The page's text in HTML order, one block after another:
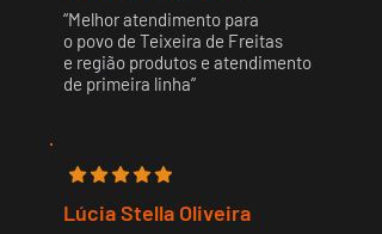
‘‘Melhor atendimento para
o povo de Teixeira de Freitas
e região produtos e atendimento
de primeira linha’’
Lúcia Stella Oliveira